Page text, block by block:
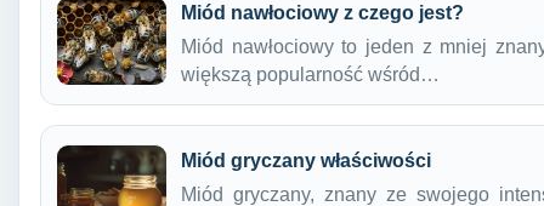
Miód nawłociowy z czego jest?
Miód nawłociowy to jeden z mniej
większą popularność wśród…
Miód gryczany właściwości
Miód gryczany, znany ze swojego